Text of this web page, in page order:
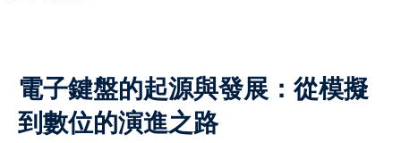
科目涵蓋中文、英文、
定期與家長溝通學生進
。選擇我們的補習老
擇一位值得信賴的學習
電子鍵盤的起源與發展：從模擬
到數位的演進之路